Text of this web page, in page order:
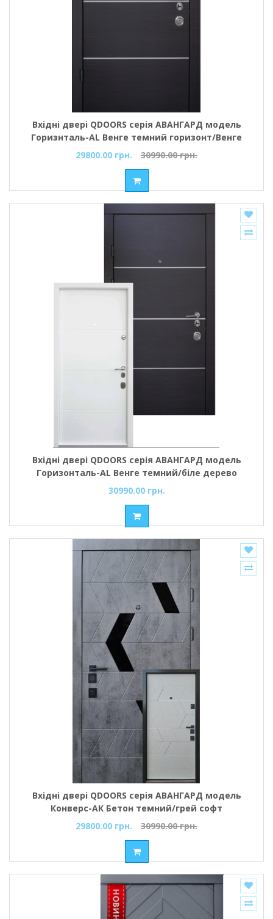
Вхідні двері QDOORS серія АВАНГАРД модель
Горизнталь-AL Венге темний горизонт/Венге
темний горизонт
29800.00 грн. 30990.00 грн.
Вхідні двері QDOORS серія АВАНГАРД модель
Горизонталь-AL Венге темний/біле дерево
30990.00 грн.
Вхідні двері QDOORS серія АВАНГАРД модель
Конверс-АК Бетон темний/грей софт
29800.00 грн.
30990.00 грн.